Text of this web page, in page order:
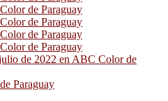
de Paraguay
de Paraguay
de Paraguay
de Paraguay
de 2022 en ABC Color de
Paraguay